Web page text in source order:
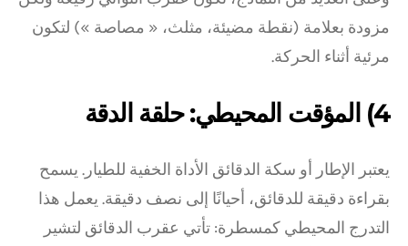
مزودة بعلامة (نقطة مضيئة، مثلث، « مصاصة ») لتكون
مرئية أثناء الحركة.
4) المؤقت المحيطي: حلقة الدقة
يعتبر الإطار أو سكة الدقائق الأداة الخفية للطيار. يسمح
بقراءة دقيقة للدقائق، أحيانًا إلى نصف دقيقة. يعمل هذا
التدرج المحيطي كمسطرة: تأتي عقرب الدقائق لتشير